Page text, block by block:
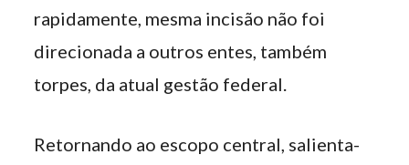
rapidamente, mesma incisão não foi
direcionada a outros entes, também
torpes, da atual gestão federal.
Retornando ao escopo central, salienta-